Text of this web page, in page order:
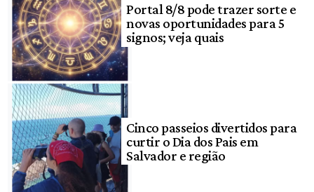
Portal 8/8 pode trazer sorte e
novas oportunidades para 5
signos; veja quais
Cinco passeios divertidos para
curtir o Dia dos Pais em
Salvador e região